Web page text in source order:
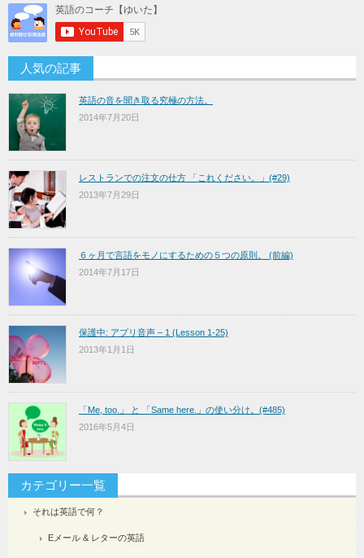
人気の記事
英語の音を聞き取る究極の方法。
2014年7月20日
レストランでの注文の仕方 「これください。」(#29)
2013年7月29日
６ヶ月で言語をモノにするための５つの原則。 (前編)
2014年7月17日
保護中: アプリ音声 – 1 (Lesson 1-25)
2013年1月1日
「Me, too.」 と 「Same here.」の使い分け。(#485)
2016年5月4日
カテゴリー一覧
それは英語で何？
Eメール & レターの英語